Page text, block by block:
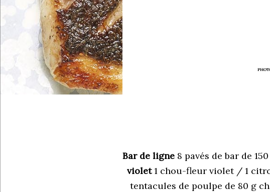
Bar de ligne8 pavés de bar de
violet1 chou-fleur violet / 1
tentacules de poulpe de 80 g